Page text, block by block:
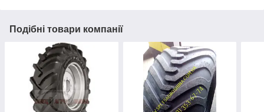
Подібні товари компанії